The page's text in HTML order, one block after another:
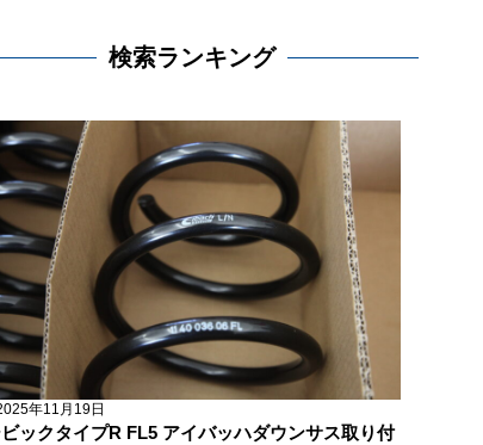
検索ランキング
年11月19日
ックタイプR FL5 アイバッハダウンサス取り付